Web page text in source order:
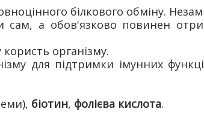
білкового обміну.
сам, а обов'язково повинен
організму.
для підтримки імунних
біотин, фолієва кислота.